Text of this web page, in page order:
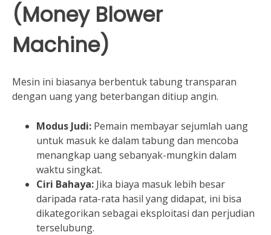
(Money Blower
Machine)
Mesin ini biasanya berbentuk tabung transparan
dengan uang yang beterbangan ditiup angin.
Modus Judi: Pemain membayar sejumlah uang
untuk masuk ke dalam tabung dan mencoba
menangkap uang sebanyak-mungkin dalam
waktu singkat.
Ciri Bahaya: Jika biaya masuk lebih besar
daripada rata-rata hasil yang didapat, ini bisa
dikategorikan sebagai eksploitasi dan perjudian
terselubung.